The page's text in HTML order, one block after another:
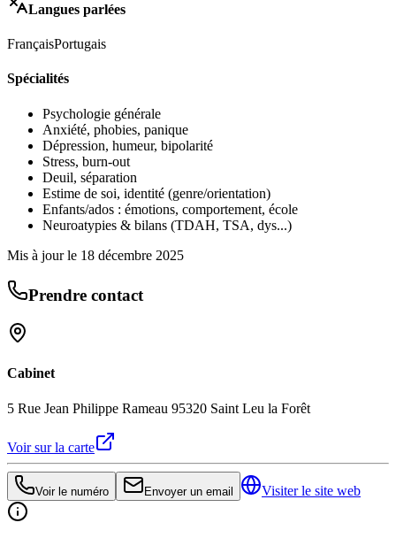
Langues parlées
FrançaisPortugais
Spécialités
Psychologie générale
Anxiété, phobies, panique
Dépression, humeur, bipolarité
Stress, burn-out
Deuil, séparation
Estime de soi, identité (genre/orientation)
Enfants/ados : émotions, comportement, école
Neuroatypies & bilans (TDAH, TSA, dys...)
Mis à jour le 18 décembre 2025
Prendre contact
Cabinet
5 Rue Jean Philippe Rameau 95320 Saint Leu la Forêt
Voir sur la carte
Voir le numéro Envoyer un email Visiter le site web